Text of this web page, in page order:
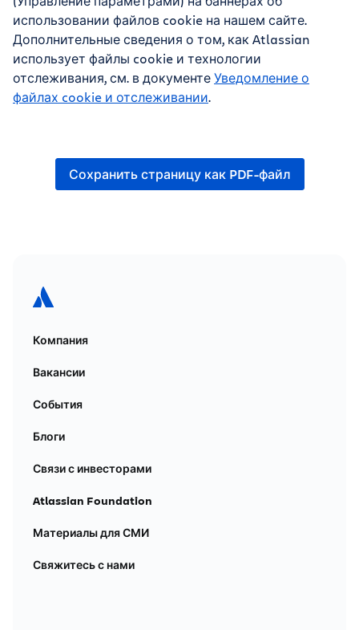
использовании файлов cookie на нашем сайте.
Дополнительные сведения о том, как Atlassian
использует файлы cookie и технологии
отслеживания, см. в документеУведомление о
файлах cookie и отслеживании.
Сохранить страницу как PDF-файл
Компания
Вакансии
События
Блоги
Связи с инвесторами
Atlassian Foundation
Материалы для СМИ
Свяжитесь с нами